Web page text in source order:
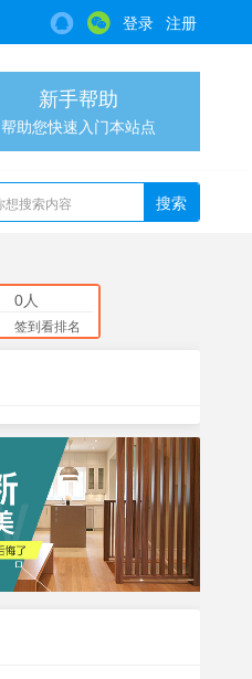
登录 注册
新手帮助
帮助您快速入门本站点
搜索
0人
签到看排名